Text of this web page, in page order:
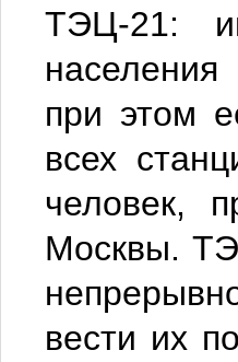
ТЭЦ-21:
при этом
всех
человек,
Москвы.
вести их